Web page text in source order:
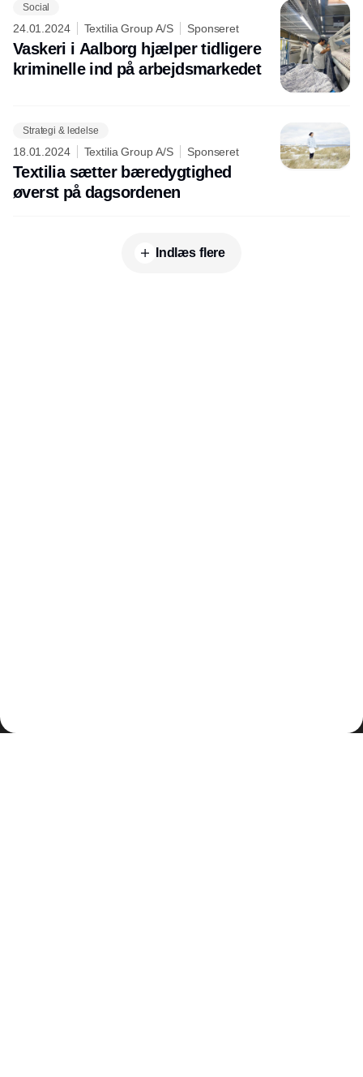
Social
24.01.2024 Textilia Group A/S Sponseret
Vaskeri i Aalborg hjælper tidligere
kriminelle ind på arbejdsmarkedet
Strategi & ledelse
18.01.2024 Textilia Group A/S Sponseret
Textilia sætter bæredygtighed
øverst på dagsordenen
Indlæs flere